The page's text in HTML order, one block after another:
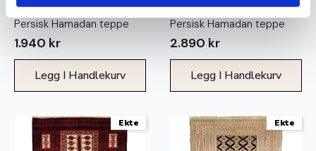
Persisk Hamadan teppe
1.940 kr
Legg I Handlekurv
Persisk Hamadan teppe
2.890 kr
Legg I Handlekurv
Ekte Ekte